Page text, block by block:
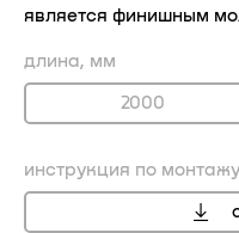
является финишным
длина, мм
2000
инструкция по монтажу